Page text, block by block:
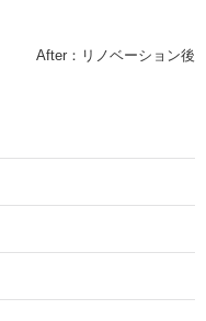
After：リノベーション後